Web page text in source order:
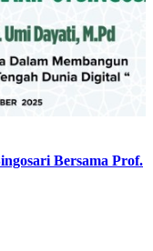
Bersama Prof.